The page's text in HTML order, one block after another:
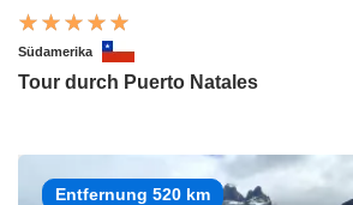
Südamerika
Tour durch Puerto Natales
Entfernung 520 km